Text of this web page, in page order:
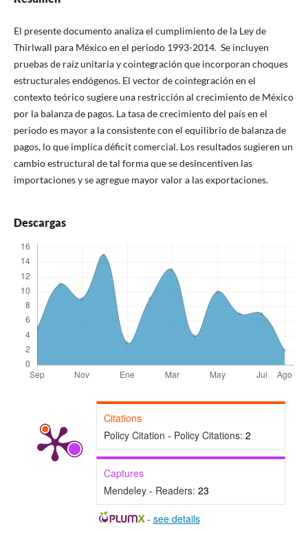
El presente documento analiza el cumplimiento de la Ley de
Thirlwall para México en el periodo 1993-2014. Se incluyen
pruebas de raíz unitaria y cointegración que incorporan choques
estructurales endógenos. El vector de cointegración en el
contexto teórico sugiere una restricción al crecimiento de México
por la balanza de pagos. La tasa de crecimiento del país en el
periodo es mayor a la consistente con el equilibrio de balanza de
pagos, lo que implica déficit comercial. Los resultados sugieren un
cambio estructural de tal forma que se desincentiven las
importaciones y se agregue mayor valor a las exportaciones.
Descargas
Citations
Policy Citation - Policy Citations: 2
Captures
Mendeley - Readers: 23
- see details